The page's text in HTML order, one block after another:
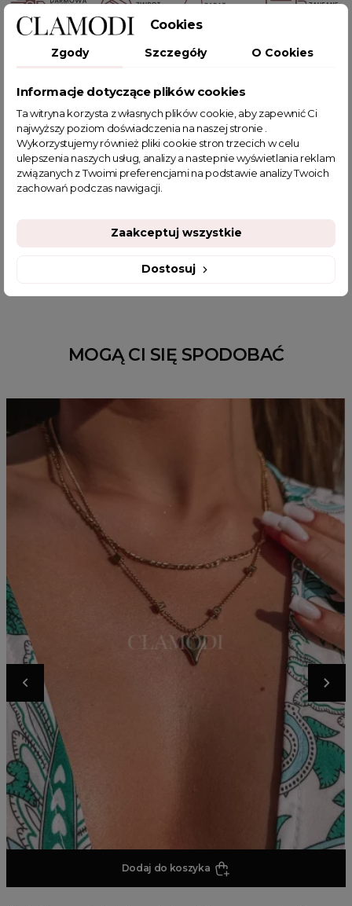
POWIĄZANE TAGI
sweter oversize sweter
sweter do legginsów
swetry oversize
lużny sweter oversize
sweter damski
lekki sweter
sweter z dekoltem w literkę V
Asymetryczny sweter
sweter z obniżoną linią ramion
niebieski sweter
sweter wkładany przez głowę
piękne swetry damskie
swetry damskie wizytowe
jesienne stylizacje do pracy
kolorowy sweter
MOGĄ CI SIĘ SPODOBAĆ
Dodaj do koszyka
Cookies
Zgody Szczegóły O Cookies
Informacje dotyczące plików cookies
Ta witryna korzysta z własnych plików cookie, aby zapewnić Ci
najwyższy poziom doświadczenia na naszej stronie .
Wykorzystujemy również pliki cookie stron trzecich w celu
ulepszenia naszych usług, analizy a nastepnie wyświetlania reklam
związanych z Twoimi preferencjami na podstawie analizy Twoich
zachowań podczas nawigacji.
Dostosuj
Zaakceptuj wszystkie